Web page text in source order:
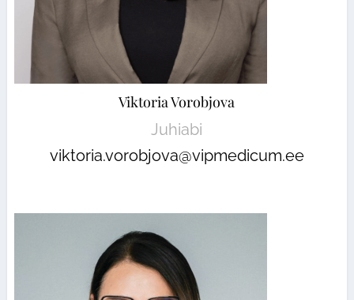
Viktoria Vorobjova
Juhiabi
viktoria.vorobjova@vipmedicum.ee